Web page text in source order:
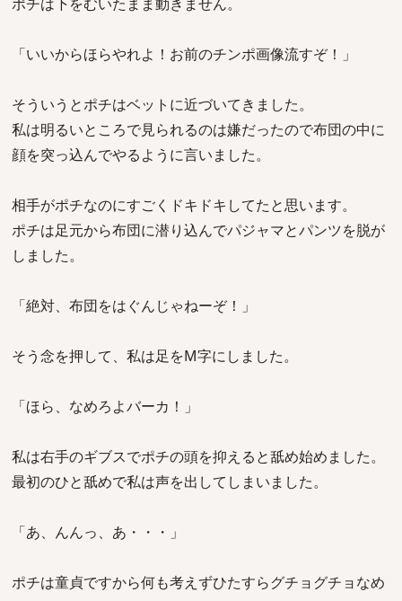
「いいからほらやれよ！お前のチンポ画像流すぞ！」
そういうとポチはベットに近づいてきました。
私は明るいところで見られるのは嫌だったので布団の中に
顔を突っ込んでやるように言いました。
相手がポチなのにすごくドキドキしてたと思います。
ポチは足元から布団に潜り込んでパジャマとパンツを脱が
しました。
「絶対、布団をはぐんじゃねーぞ！」
そう念を押して、私は足をM字にしました。
「ほら、なめろよバーカ！」
私は右手のギブスでポチの頭を抑えると舐め始めました。
最初のひと舐めで私は声を出してしまいました。
「あ、んんっ、あ・・・」
ポチは童貞ですから何も考えずひたすらグチョグチョなめ